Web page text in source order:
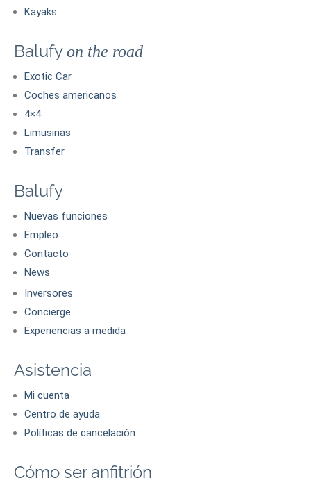
Kayaks
Balufyon the road
Exotic Car
Coches americanos
4×4
Limusinas
Transfer
Balufy
Nuevas funciones
Empleo
Contacto
News
Inversores
Concierge
Experiencias a medida
Asistencia
Mi cuenta
Centro de ayuda
Políticas de cancelación
Cómo ser anfitrión